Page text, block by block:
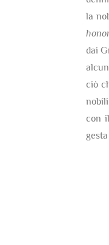
la
dai
ciò
con